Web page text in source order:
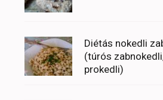
Diétás nokedli
(túrós
prokedli)